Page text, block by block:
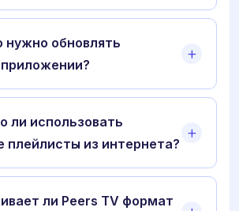
нужно обновлять
ли использовать
плейлисты из интернета?
ли Peers TV формат